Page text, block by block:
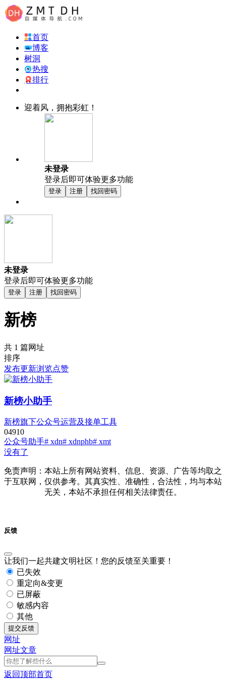
首页
博客
树洞
热搜
排行
迎着风，拥抱彩虹！
未登录
登录后即可体验更多功能
登录 注册 找回密码
未登录
登录后即可体验更多功能
登录 注册 找回密码
新榜
共 1 篇网址
排序
发布更新浏览点赞
新榜小助手
新榜旗下公众号运营及接单工具
04910
公众号助手# xdn# xdnphb# xmt
没有了
免责声明：本站上所有网站资料、信息、资源、广告等均取之
于互联网，仅供参考。其真实性、准确性，合法性，均与本站
无关，本站不承担任何相关法律责任。
反馈
让我们一起共建文明社区！您的反馈至关重要！
已失效
重定向&变更
已屏蔽
敏感内容
其他
提交反馈
网址
网址文章
返回顶部首页